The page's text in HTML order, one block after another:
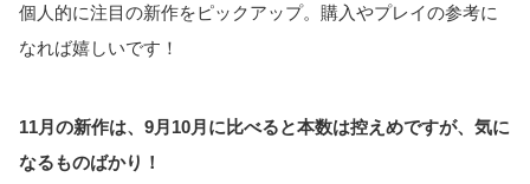
個人的に注目の新作をピックアップ。購入やプレイの参考に
なれば嬉しいです！
11月の新作は、9月10月に比べると本数は控えめですが、気に
なるものばかり！